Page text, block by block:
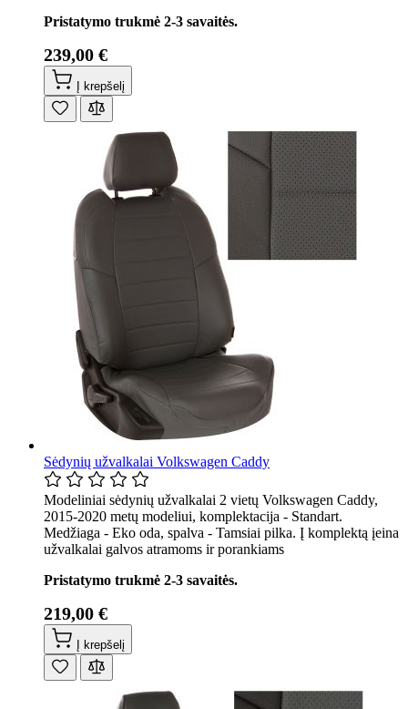
Pristatymo trukmė 2-3 savaitės.
239,00 €
Į krepšelį
Sėdynių užvalkalai Volkswagen Caddy
Modeliniai sėdynių užvalkalai 2 vietų Volkswagen Caddy,
2015-2020 metų modeliui, komplektacija - Standart.
Medžiaga - Eko oda, spalva - Tamsiai pilka. Į komplektą įeina
užvalkalai galvos atramoms ir porankiams
Pristatymo trukmė 2-3 savaitės.
219,00 €
Į krepšelį